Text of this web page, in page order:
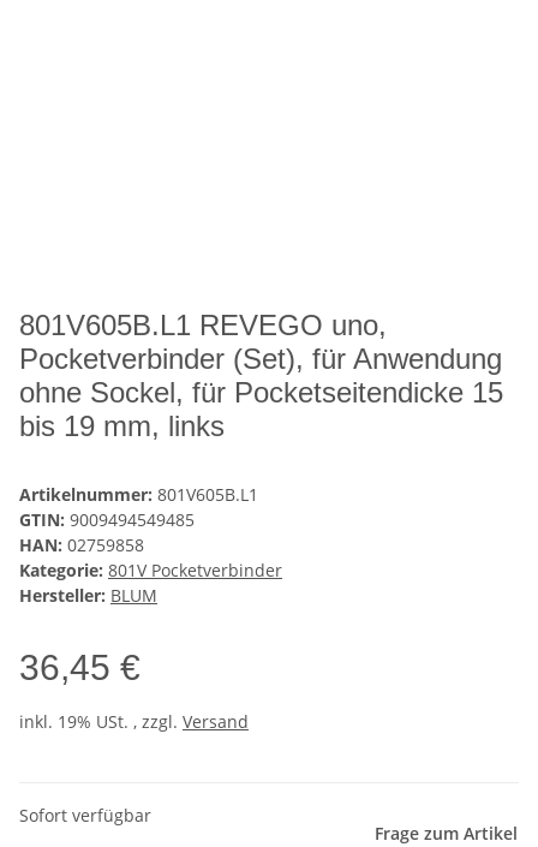
801V605B.L1 REVEGO uno,
Pocketverbinder (Set), für Anwendung
ohne Sockel, für Pocketseitendicke 15
bis 19 mm, links
Artikelnummer: 801V605B.L1
GTIN: 9009494549485
HAN: 02759858
Kategorie: 801V Pocketverbinder
Hersteller: BLUM
36,45 €
inkl. 19% USt. , zzgl. Versand
Sofort verfügbar
Frage zum Artikel